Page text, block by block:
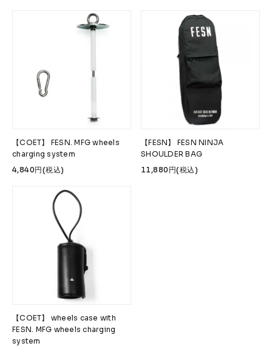
九五館 -KYUGOKAN- Z-FLEX
remilla
INDEPENDENT
Pro-Tec DANG SHADES
oddCIRKUS NARROW GAGE HEATED WHEEL
GRIND KING Rip Tide
SILVER FOX
Various Brands Vintage
【COET】 FESN. MFG wheels
charging system
4,840円(税込)
【FESN】 FESN NINJA
SHOULDER BAG
11,880円(税込)
【COET】 wheels case with
FESN. MFG wheels charging
system